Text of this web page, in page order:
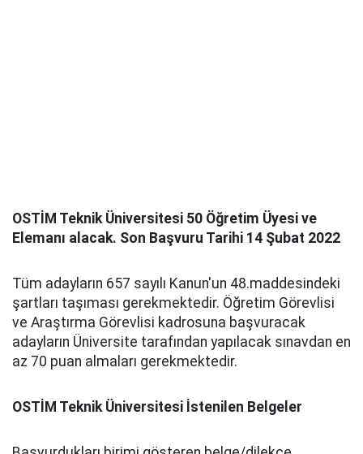
OSTİM Teknik Üniversitesi 50 Öğretim Üyesi ve
Elemanı alacak. Son Başvuru Tarihi 14 Şubat 2022
Tüm adayların 657 sayılı Kanun'un 48.maddesindeki
şartları taşıması gerekmektedir. Öğretim Görevlisi
ve Araştırma Görevlisi kadrosuna başvuracak
adayların Üniversite tarafından yapılacak sınavdan en
az 70 puan almaları gerekmektedir.
OSTİM Teknik Üniversitesi İstenilen Belgeler